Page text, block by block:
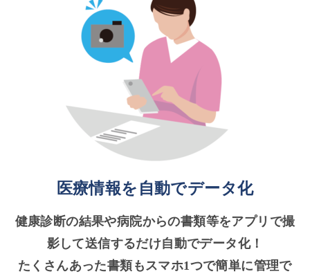
医療情報を自動でデータ化
健康診断の結果や病院からの書類等をアプリで撮
影して送信するだけ自動でデータ化！
たくさんあった書類もスマホ1つで簡単に管理で